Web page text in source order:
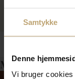
Samtykke
Denne
Vi bruger
Måske er det